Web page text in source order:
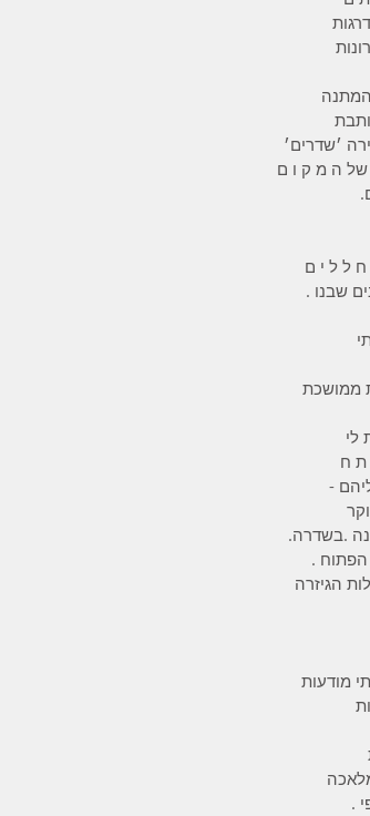
׳שדרים׳
של ה מ ק ו ם
ל ל י ם
שבנו .
ממושכת
לי
ת ח
-
.בשדרה.
.
הגיזרה
מודעות
.